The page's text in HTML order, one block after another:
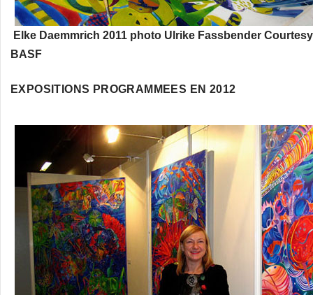
Elke Daemmrich 2011 photo Ulrike Fassbender
BASF
EXPOSITIONS PROGRAMMEES EN 2012